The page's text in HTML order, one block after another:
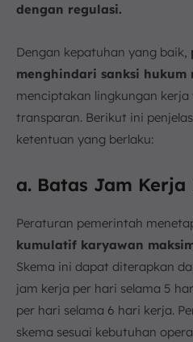
dengan regulasi.
Dengan kepatuhan yang baik,
menghindari sanksi hukum
menciptakan lingkungan kerja
transparan. Berikut ini
ketentuan yang berlaku:
a. Batas Jam
Peraturan pemerintah
kumulatif karyawan
Skema ini dapat diterapkan
jam kerja per hari selama 5
per hari selama 6 hari kerja.
skema sesuai kebutuhan